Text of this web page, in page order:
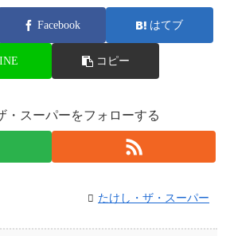
Facebook はてブ
コピー
・スーパーをフォローする
たけし・ザ・スーパー